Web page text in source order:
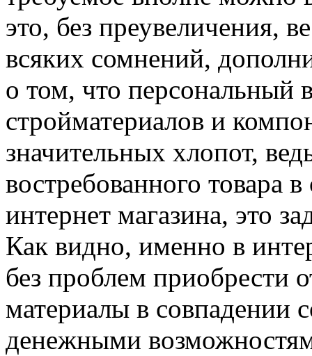
это, без преувеличения,
всяких сомнений,
о том, что персональный
стройматериалов и
значительных хлопот,
востребованного товара
интернет магазина, это
Как видно, именно в
без проблем приобрести
материалы в совпадении
денежными